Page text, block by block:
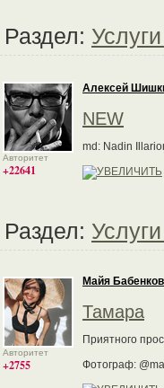
Раздел:
Авторитет
+22641
Алексей
NEW
md: Nadin
Раздел:
Авторитет
+2755
Майя
Тамара
Приятного
Фотограф: